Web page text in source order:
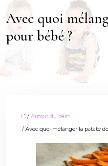
Avec quoi
pour bébé ?
/ Autour du bain
/ Avec quoi mélanger la patate